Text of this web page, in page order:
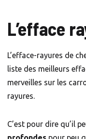
L’efface
L’efface-rayures de
liste des meilleurs
merveilles sur les
rayures.
C’est pour dire qu’il